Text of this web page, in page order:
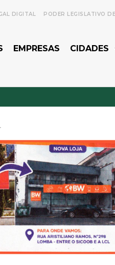
DIGITAL PODER LEGISLATIVO
EMPRESAS CIDADES